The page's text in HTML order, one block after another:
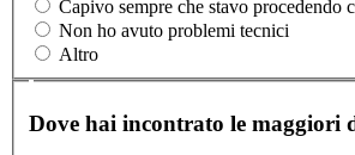
Capivo sempre che stavo procedendo
Non ho avuto problemi tecnici
Altro
Dove hai incontrato le maggiori